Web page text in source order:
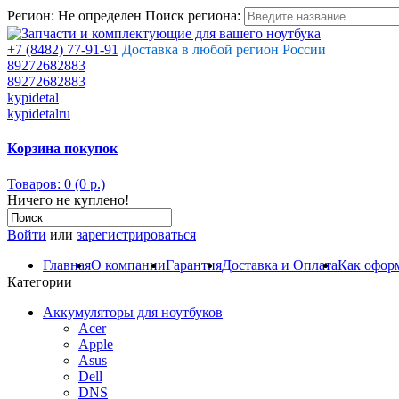
Регион: Не определен Поиск региона:
+7 (8482) 77-91-91 Доставка в любой регион России
89272682883
89272682883
kypidetal
kypidetalru
Корзина покупок
Товаров: 0 (0 р.)
Ничего не куплено!
Войти или зарегистрироваться
ГлавнаяО компанииГарантияДоставка и ОплатаКак
Категории
Аккумуляторы для ноутбуков
Acer
Apple
Asus
Dell
DNS